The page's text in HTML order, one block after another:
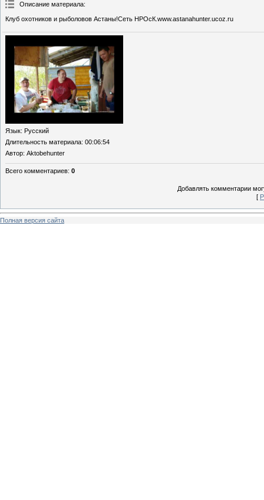
Описание материала:
Клуб охотников и рыболовов Астаны!Сеть НРОсК.www.astanahunter.ucoz.ru
Язык: Русский
Длительность материала: 00:06:54
Автор: Aktobehunter
Всего комментариев: 0
Добавлять комментарии
[
Полная версия сайта